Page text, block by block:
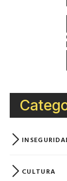
CULTURA